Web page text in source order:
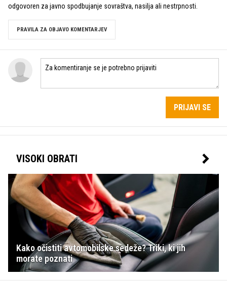
odgovoren za javno spodbujanje sovraštva, nasilja ali nestrpnosti.
PRAVILA ZA OBJAVO KOMENTARJEV
PRIJAVI SE
VISOKI OBRATI
Kako očistiti avtomobilske sedeže? Triki, ki jih
morate poznati